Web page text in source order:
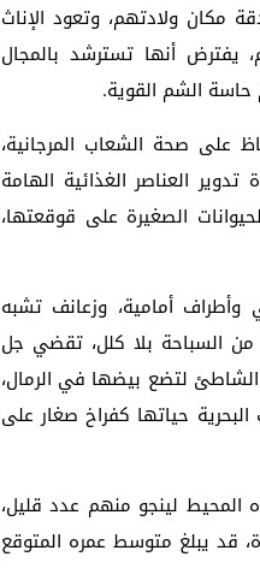
مكان ولادتهم، وتعود الإناث
أنها تسترشد بالمجال
حاسة الشم القوية.
على صحة الشعاب المرجانية،
العناصر الغذائية الهامة
الصغيرة على قوقعتها،
أمامية، وزعانف تشبه
السباحة بلا كلل، تقضي جل
لتضع بيضها في الرمال،
حياتها كفراخ صغار على
المحيط لينجو منهم عدد قليل،
قد يبلغ متوسط عمره المتوقع